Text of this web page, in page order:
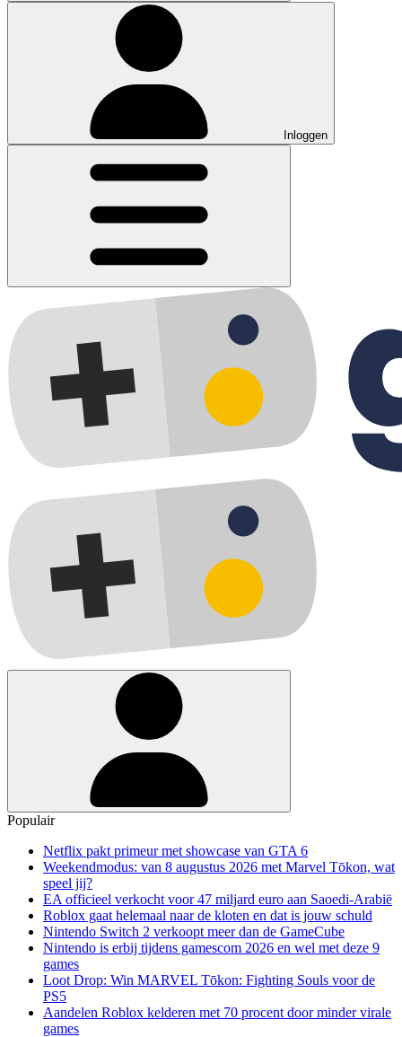
Inloggen
Populair
Netflix pakt primeur met showcase van GTA 6
Weekendmodus: van 8 augustus 2026 met Marvel Tōkon, wat
speel jij?
EA officieel verkocht voor 47 miljard euro aan Saoedi-Arabië
Roblox gaat helemaal naar de kloten en dat is jouw schuld
Nintendo Switch 2 verkoopt meer dan de GameCube
Nintendo is erbij tijdens gamescom 2026 en wel met deze 9
games
Loot Drop: Win MARVEL Tōkon: Fighting Souls voor de
PS5
Aandelen Roblox kelderen met 70 procent door minder virale
games